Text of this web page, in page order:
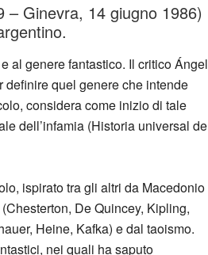
Ginevra, 14 giugno 1986)
al genere fantastico. Il critico Ángel
definire quel genere che intende
considera come inizio di tale
dell’infamia (Historia universal de
ispirato tra gli altri da Macedonio
De Quincey, Kipling,
Heine, Kafka) e dal taoismo.
nei quali ha saputo